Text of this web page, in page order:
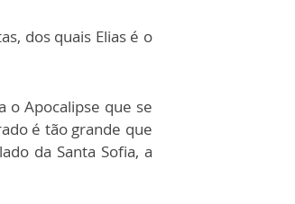
dos quais Elias é o
o Apocalipse que se
é tão grande que
da Santa Sofia, a